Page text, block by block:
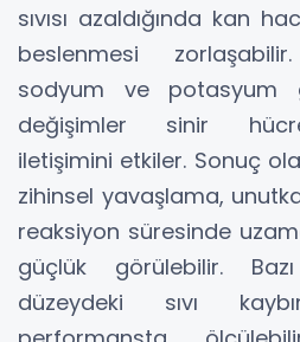
sıvısı azaldığında kan
beslenmesi
sodyum ve potasyum
değişimler sinir
iletişimini etkiler. Sonuç
zihinsel yavaşlama,
reaksiyon süresinde
güçlük görülebilir.
düzeydeki sıvı